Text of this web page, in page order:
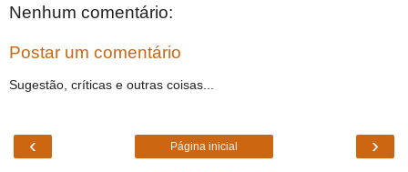
Nenhum comentário:
Postar um comentário
Sugestão, críticas e outras coisas...
‹ ›
Página inicial